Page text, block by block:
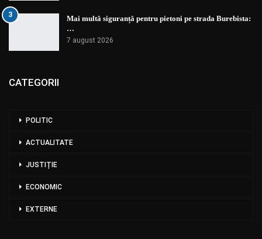
3
Mai multă siguranță pentru pietoni pe strada Burebista:
…
7 august 2026
CATEGORII
POLITIC
ACTUALITATE
JUSTIȚIE
ECONOMIC
EXTERNE